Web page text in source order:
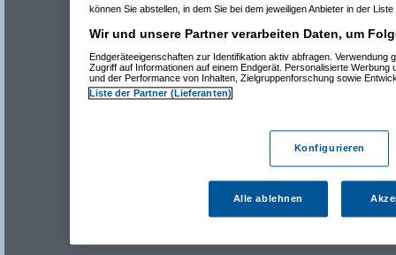
können Sie abstellen, in dem Sie bei dem jeweiligen Anbieter in der
Wir und unsere Partner verarbeiten Daten, um
Endgeräteeigenschaften zur Identifikation aktiv abfragen. Verwendung
Zugriff auf Informationen auf einem Endgerät. Personalisierte Werbung
und der Performance von Inhalten, Zielgruppenforschung sowie
Liste der Partner (Lieferanten)
Konfigurieren
Alle ablehnen